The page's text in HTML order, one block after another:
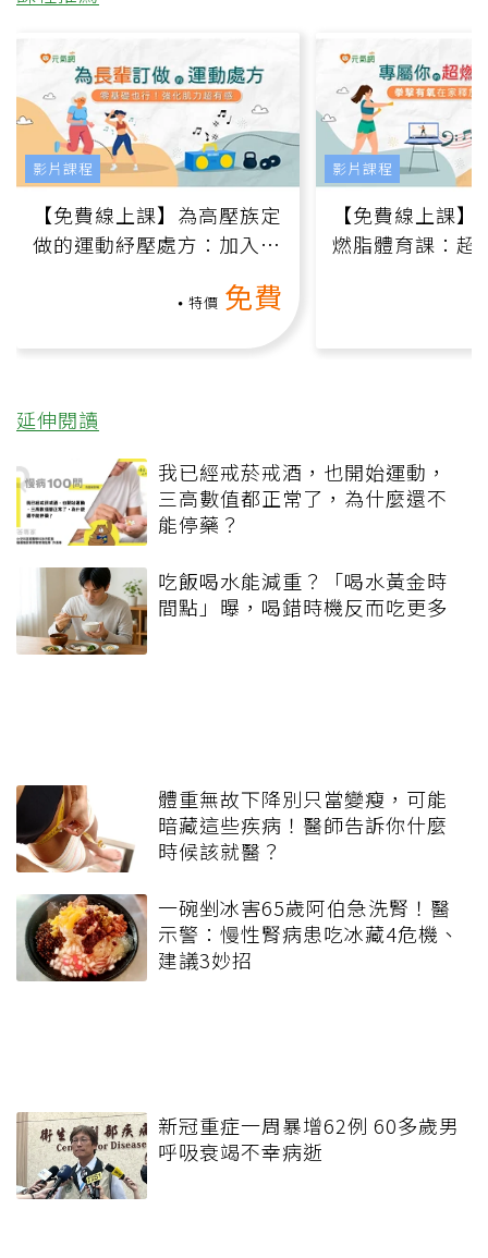
【免費線上課】為高壓族定
做的運動紓壓處方：加入行
特價 免費
影片課程
【免費線上課
燃脂體育課：超
影片課程
延伸閱讀
我已經戒菸戒酒，也開始運動，
三高數值都正常了，為什麼還不
能停藥？
吃飯喝水能減重？「喝水黃金時
間點」曝，喝錯時機反而吃更多
體重無故下降別只當變瘦，可能
暗藏這些疾病！醫師告訴你什麼
時候該就醫？
一碗剉冰害65歲阿伯急洗腎！醫
示警：慢性腎病患吃冰藏4危機、
建議3妙招
新冠重症一周暴增62例 60多歲男
呼吸衰竭不幸病逝